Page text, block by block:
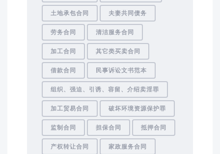
土地承包合同 夫妻共同债务
劳务合同 清洁服务合同
加工合同 其它类买卖合同
借款合同 民事诉讼文书范本
组织、强迫、引诱、容留、介绍卖淫罪
加工贸易合同 破坏环境资源保护罪
监制合同 担保合同 抵押合同
产权转让合同 家政服务合同